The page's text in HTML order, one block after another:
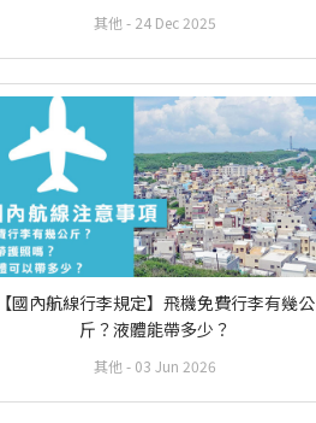
其他 - 24 Dec 2025
【國內航線行李規定】飛機免費行李有幾公
斤？液體能帶多少？
其他 - 03 Jun 2026